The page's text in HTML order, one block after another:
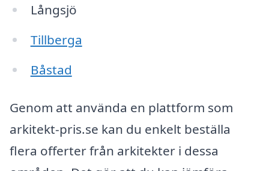
Långsjö
Tillberga
Båstad
Genom att använda en plattform som
arkitekt-pris.se kan du enkelt beställa
flera offerter från arkitekter i dessa